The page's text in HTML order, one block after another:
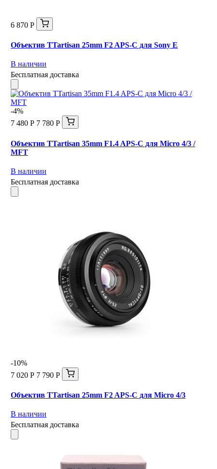
6 870 Р
Объектив TTartisan 25mm F2 APS-C для Sony E
В наличии
Бесплатная доставка
-4%
7 480 Р 7 780 Р
Объектив TTartisan 35mm F1.4 APS-C для Micro 4/3 /
MFT
В наличии
Бесплатная доставка
-10%
7 020 Р 7 790 Р
Объектив TTartisan 25mm F2 APS-C для Micro 4/3
В наличии
Бесплатная доставка